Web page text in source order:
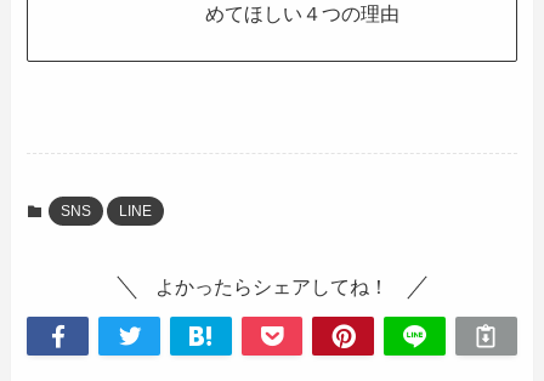
めてほしい４つの理由
SNS LINE
よかったらシェアしてね！